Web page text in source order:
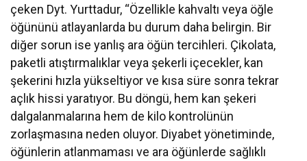
çeken Dyt. Yurttadur, “Özellikle kahvaltı veya öğle
öğününü atlayanlarda bu durum daha belirgin. Bir
diğer sorun ise yanlış ara öğün tercihleri. Çikolata,
paketli atıştırmalıklar veya şekerli içecekler, kan
şekerini hızla yükseltiyor ve kısa süre sonra tekrar
açlık hissi yaratıyor. Bu döngü, hem kan şekeri
dalgalanmalarına hem de kilo kontrolünün
zorlaşmasına neden oluyor. Diyabet yönetiminde,
öğünlerin atlanmaması ve ara öğünlerde sağlıklı